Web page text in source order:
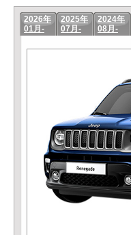
2026年
01月-
2025年
07月-
2024年
08月-